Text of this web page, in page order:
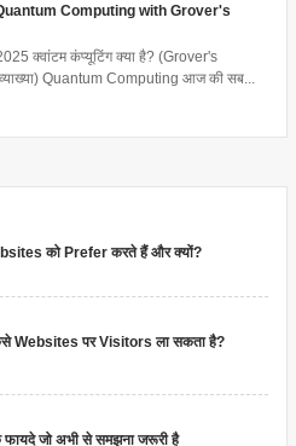
Quantum Computing with Grover's
क्वांटम कंप्यूटिंग क्या है? (Grover's
Quantum Computing आज की सब...
को Prefer करते हैं और क्यों?
Websites पर Visitors ला सकता है?
जो अभी से समझना जरूरी है